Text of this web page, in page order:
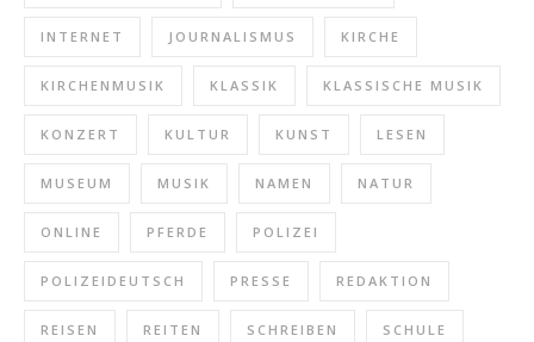
INTERNET JOURNALISMUS KIRCHE
KIRCHENMUSIK KLASSIK KLASSISCHE MUSIK
KONZERT KULTUR KUNST LESEN
MUSEUM MUSIK NAMEN NATUR
ONLINE PFERDE POLIZEI
POLIZEIDEUTSCH PRESSE REDAKTION
REISEN REITEN SCHREIBEN SCHULE